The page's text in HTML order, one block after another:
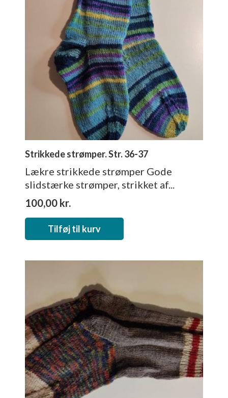
Strikkede strømper. Str. 36-37
Lækre strikkede strømper Gode
slidstærke strømper, strikket af...
100,00 kr.
Tilføj til kurv